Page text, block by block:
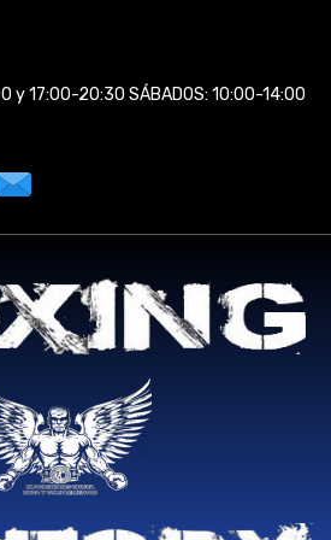
y 17:00-20:30 SÁBADOS: 10:00-14:00